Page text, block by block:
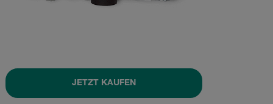
JETZT KAUFEN